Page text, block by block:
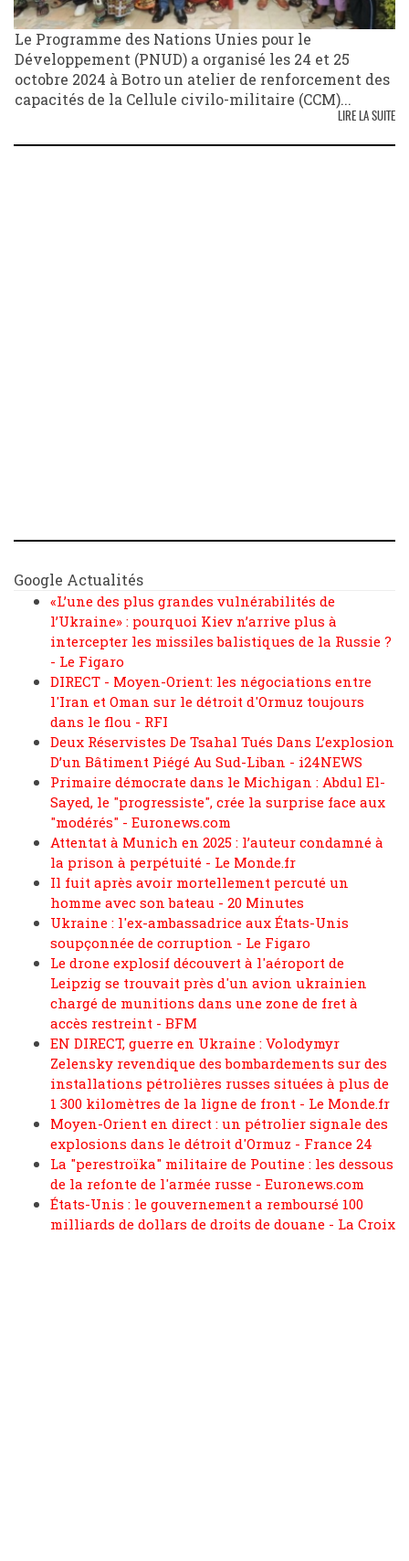
Le Programme des Nations Unies pour le
Développement (PNUD) a organisé les 24 et 25
octobre 2024 à Botro un atelier de renforcement des
capacités de la Cellule civilo-militaire (CCM)...
LIRE LA SUITE
Google Actualités
«L’une des plus grandes vulnérabilités de
l’Ukraine» : pourquoi Kiev n’arrive plus à
intercepter les missiles balistiques de la Russie ?
- Le Figaro
DIRECT - Moyen-Orient: les négociations entre
l'Iran et Oman sur le détroit d'Ormuz toujours
dans le flou - RFI
Deux Réservistes De Tsahal Tués Dans L’explosion
D’un Bâtiment Piégé Au Sud-Liban - i24NEWS
Primaire démocrate dans le Michigan : Abdul El-
Sayed, le "progressiste", crée la surprise face aux
"modérés" - Euronews.com
Attentat à Munich en 2025 : l’auteur condamné à
la prison à perpétuité - Le Monde.fr
Il fuit après avoir mortellement percuté un
homme avec son bateau - 20 Minutes
Ukraine : l'ex-ambassadrice aux États-Unis
soupçonnée de corruption - Le Figaro
Le drone explosif découvert à l'aéroport de
Leipzig se trouvait près d'un avion ukrainien
chargé de munitions dans une zone de fret à
accès restreint - BFM
EN DIRECT, guerre en Ukraine : Volodymyr
Zelensky revendique des bombardements sur des
installations pétrolières russes situées à plus de
1 300 kilomètres de la ligne de front - Le Monde.fr
Moyen-Orient en direct : un pétrolier signale des
explosions dans le détroit d'Ormuz - France 24
La "perestroïka" militaire de Poutine : les dessous
de la refonte de l'armée russe - Euronews.com
États-Unis : le gouvernement a remboursé 100
milliards de dollars de droits de douane - La Croix